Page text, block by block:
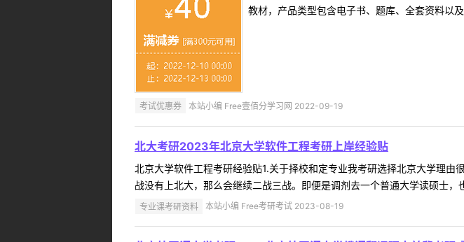
教材，产品类型包含电子书、题库、全套资料以
考试优惠券 本站小编 Free壹佰分学习网 2022-09-19
北大考研2023年北京大学软件工程考研上岸经验贴
北京大学软件工程考研经验贴1.关于择校和定专业我考研选择北京大学理
战没有上北大，那么会继续二战三战。即便是调剂去一个普通大学读硕士
专业课考研资料 本站小编 Free考研考试 2023-08-19